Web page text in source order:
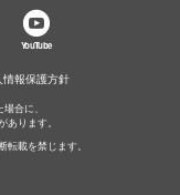
YouTube
情報保護方針
合に、
ります。
載を禁じます。